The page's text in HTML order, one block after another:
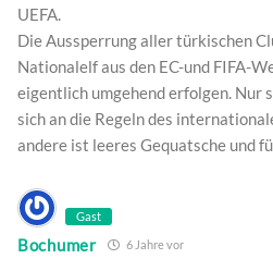
UEFA.
Die Aussperrung aller türkischen
Nationalelf aus den EC-und FIFA-
eigentlich umgehend erfolgen. Nur
sich an die Regeln des
andere ist leeres Gequatsche und
Gast
Bochumer 6 Jahre vor